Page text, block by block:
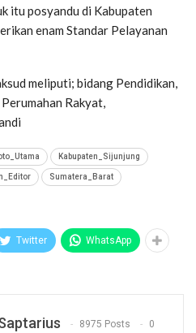
itu posyandu di Kabupaten
enam Standar Pelayanan
meliputi; bidang Pendidikan,
Rakyat,
Kabupaten_Sijunjung
Sumatera_Barat
Twitter WhatsApp
8975 Posts 0